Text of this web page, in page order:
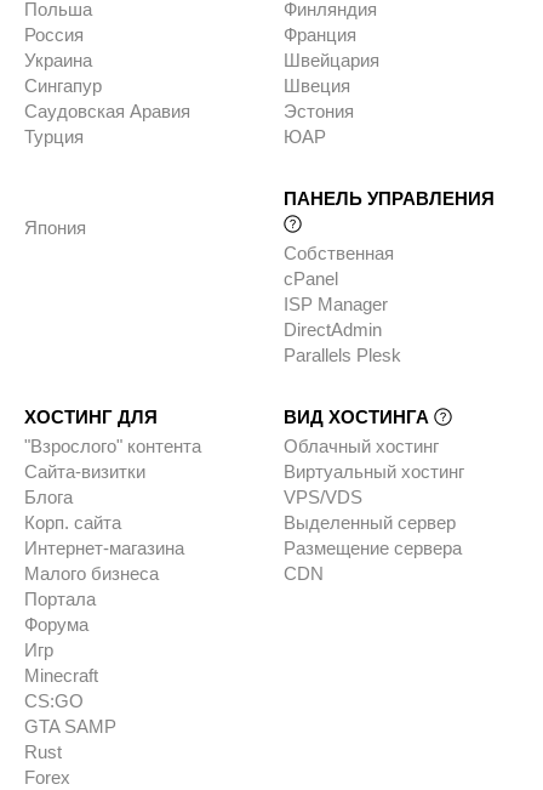
Польша
Россия
Украина
Сингапур
Саудовская Аравия
Турция
Финляндия
Франция
Швейцария
Швеция
Эстония
ЮАР
Япония
ПАНЕЛЬ УПРАВЛЕНИЯ
Собственная
cPanel
ISP Manager
DirectAdmin
Parallels Plesk
ХОСТИНГ ДЛЯ
"Взрослого" контента
Сайта-визитки
Блога
Корп. сайта
Интернет-магазина
Малого бизнеса
Портала
Форума
Игр
Minecraft
CS:GO
GTA SAMP
Rust
Forex
ВИД ХОСТИНГА
Облачный хостинг
Виртуальный хостинг
VPS/VDS
Выделенный сервер
Размещение сервера
CDN